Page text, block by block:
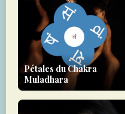
Pétales du Chakra
Muladhara